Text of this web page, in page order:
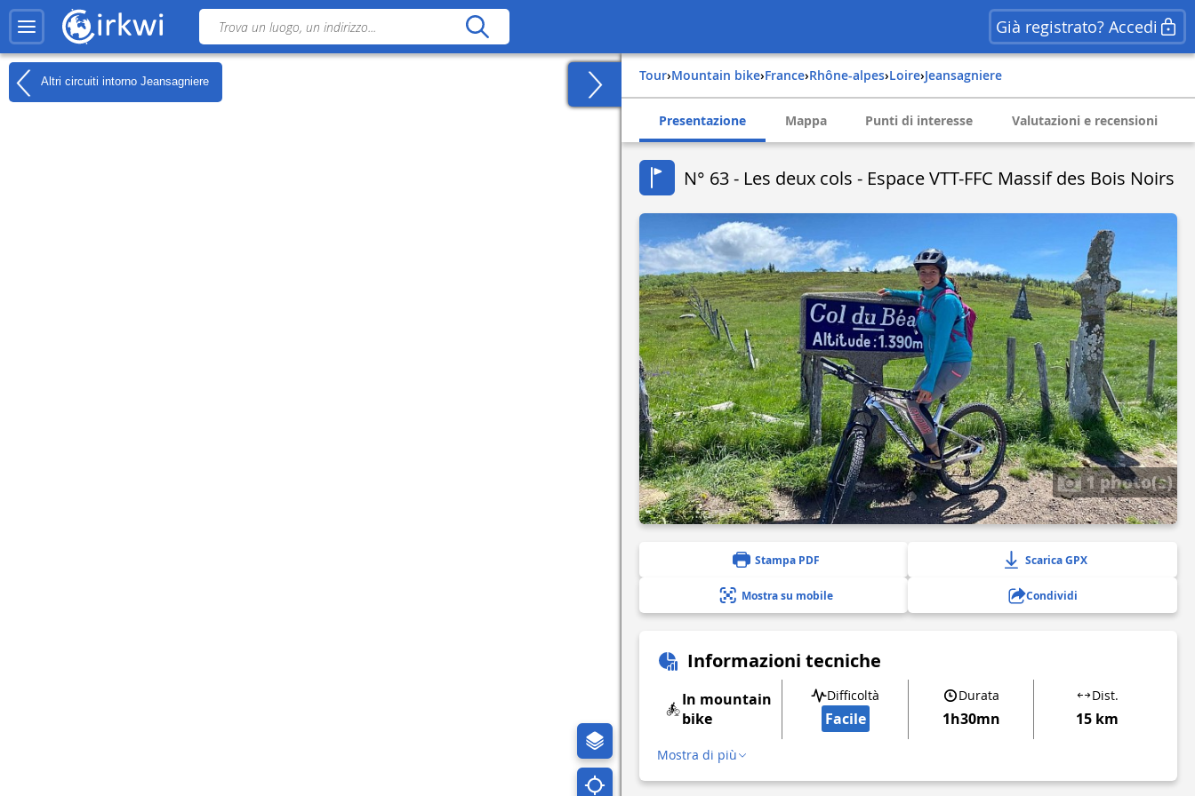
Già registrato? Accedi
Altri circuiti intorno Jeansagniere Tour› Mountain bike› france› rhône-alpes› loire› jeansagniere
Presentazione Mappa Punti di interesse Valutazioni e recensioni
N° 63 - Les deux cols - Espace VTT-FFC Massif des Bois Noirs
1 photo(s)
Stampa PDF Scarica GPX
Mostra su mobile Condividi
Informazioni tecniche
In mountain
bike
Difficoltà
Facile
Durata
1h30mn
Dist.
15 km
Mostra di più